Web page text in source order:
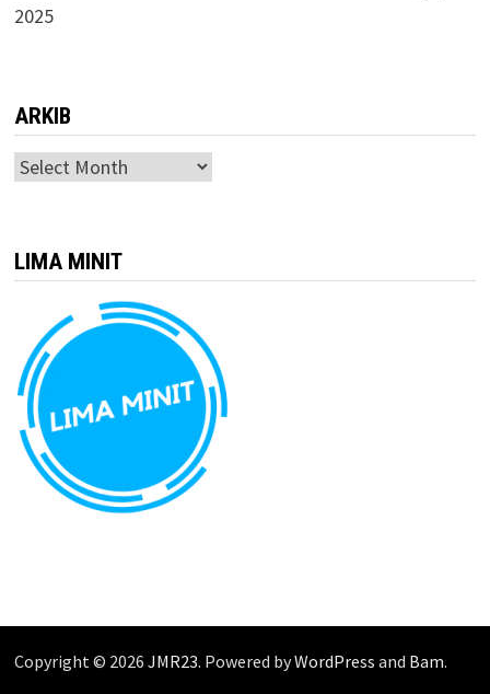
2025
ARKIB
ARKIB
LIMA MINIT
Copyright © 2026 JMR23. Powered byWordPress and Bam.